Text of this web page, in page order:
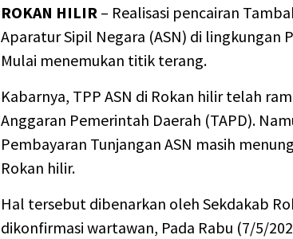
ROKAN HILIR – Realisasi pencairan
Aparatur Sipil Negara (ASN) di lingkungan
Mulai menemukan titik terang.
Kabarnya, TPP ASN di Rokan hilir telah
Anggaran Pemerintah Daerah (TAPD).
Pembayaran Tunjangan ASN masih
Rokan hilir.
Hal tersebut dibenarkan oleh Sekdakab
dikonfirmasi wartawan, Pada Rabu (7/5/